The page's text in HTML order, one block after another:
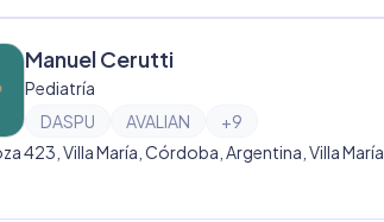
Manuel Cerutti
Pediatría
DASPU
AVALIAN +9
423, Villa María, Córdoba, Argentina, Villa María